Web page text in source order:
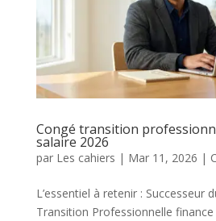
Congé transition
salaire 2026
par Les cahiers | Mar 11, 2026 |
L’essentiel à retenir : Successeur
Transition Professionnelle